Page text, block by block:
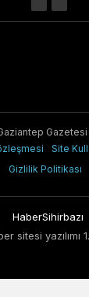
Site
Gizlilik Politikası
HaberSihirbazı
sitesi yazılımı